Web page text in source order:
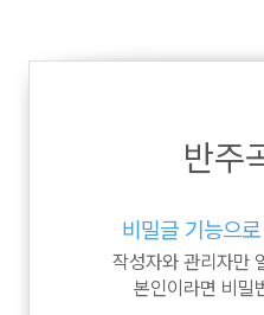
반주
비밀글 기능으
작성자와 관리자만
본인이라면 비밀